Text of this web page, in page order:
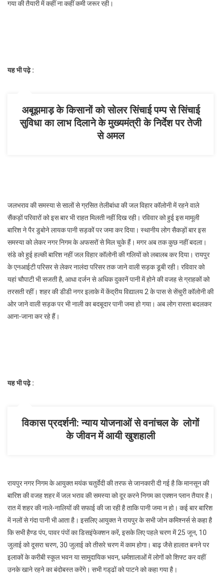
गया की तैयारी में कहीं ना कहीं कमी जरूर रही।
यह भी पढ़े :
अबूझमाड़ के किसानों को सोलर सिंचाई पम्प से सिंचाई
सुविधा का लाभ दिलाने के मुख्यमंत्री के निर्देश पर तेजी
से अमल
जलभराव की समस्या से सालों से ग्रसित तेलीबांधा की जल विहार कॉलोनी में रहने वाले
सैंकड़ों परिवारों को इस बार भी राहत मिलती नहीं दिख रही। रविवार को हुई इस मामूली
बारिश ने पैर डुबोने लायक पानी सड़कों पर जमा कर दिया। स्थानीय लोग सैकड़ों बार इस
समस्या को लेकर नगर निगम के अफसरों से मिल चुके हैं। मगर अब तक कुछ नहीं बदला।
संडे काे हुई हल्की बारिश नहीं जल विहार कॉलोनी की गलियों को लबालब कर दिया। रायपुर
के एनआईटी परिसर से लेकर नालंदा परिसर तक जाने वाली सड़क डूबी रही। रविवार को
यहां चौपाटी भी सजती है, आधा दर्जन से अधिक दुकानें पानी में होने की वजह से ग्राहकों को
तरसती रहीं। शहर की डीडी नगर इलाके में केंद्रीय विद्यालय 2 के पास से सेंचुरी कॉलोनी की
ओर जाने वाली सड़क पर भी नाली का बदबूदार पानी जमा हो गया। अब लोग रास्ता बदलकर
आना-जाना कर रहे हैं।
यह भी पढ़े :
विकास प्रदर्शनी: न्याय योजनाओं से वनांचल के लोगों
के जीवन में आयी खुशहाली
रायपुर नगर निगम के आयुक्त मयंक चतुर्वेदी की तरफ से जानकारी दी गई है कि मानसून की
बारिश की वजह शहर में जल भराव की समस्या को दूर करने निगम का एक्शन प्लान तैयार है।
रात में शहर की नाले-नालियों की सफाई की जा रही है ताकि पानी जमा न हो। कई बार बारिश
में नलों से गंदा पानी भी आता है। इसलिए आयुक्त ने रायपुर के सभी जोन कमिश्नर्स से कहा है
कि सभी हैण्ड पंप, पावर पंपों का डिसइंफेक्शन करें, इसके लिए पहले चरण में 25 जून, 10
जुलाई को दूसरा चरण, 30 जुलाई को तीसरे चरण में काम होगा। बाढ़ जैसे हालात बनने पर
इलाकों के करीबी स्कूल भवन या सामुदायिक भवन, धर्मशालाओं में लोगों को शिफ्ट कर वहीं
उनके खाने रहने का बंदोबस्त करेंगे। सभी गड्‌ढों को पाटने को कहा गया है।